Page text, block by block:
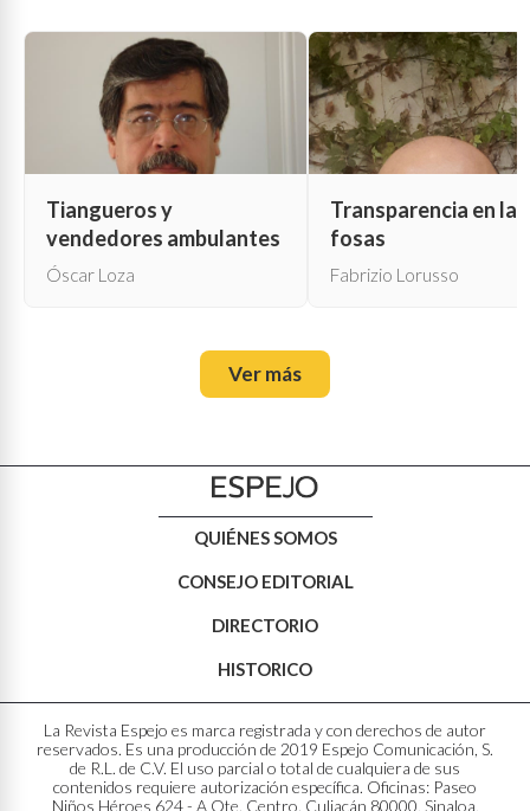
Tiangueros y
vendedores ambulantes
Óscar Loza
Transparencia en las
fosas
Fabrizio Lorusso
Ver más
QUIÉNES SOMOS
CONSEJO EDITORIAL
DIRECTORIO
HISTORICO
La Revista Espejo es marca registrada y con derechos de autor
reservados. Es una producción de 2019 Espejo Comunicación, S.
de R.L. de C.V. El uso parcial o total de cualquiera de sus
contenidos requiere autorización específica. Oficinas: Paseo
Niños Héroes 624 - A Ote. Centro. Culiacán 80000, Sinaloa,